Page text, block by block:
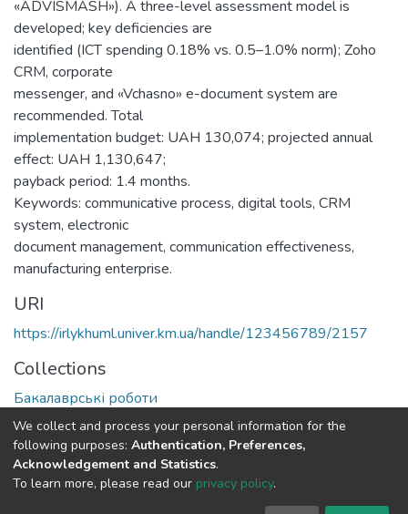
«ADVISMASH»). A three-level assessment model is
developed; key deficiencies are
identified (ICT spending 0.18% vs. 0.5–1.0% norm); Zoho
CRM, corporate
messenger, and «Vchasno» e-document system are
recommended. Total
implementation budget: UAH 130,074; projected annual
effect: UAH 1,130,647;
payback period: 1.4 months.
Keywords: communicative process, digital tools, CRM
system, electronic
document management, communication effectiveness,
manufacturing enterprise.
URI
https://irlykhuml.univer.km.ua/handle/123456789/2157
Collections
Бакалаврські роботи
Full item page
DSpace software copyright © 2002-2026
We collect and process your personal information for the
following purposes: Authentication, Preferences,
Acknowledgement and Statistics.
To learn more, please read our privacy policy.